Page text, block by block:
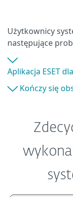
Użytkownicy
następujące
Aplikacja ESET
Kończy się